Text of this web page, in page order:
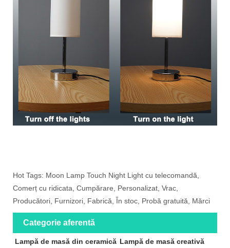
Hot Tags: Moon Lamp Touch Night Light cu telecomandă,
Comerț cu ridicata, Cumpărare, Personalizat, Vrac,
Producători, Furnizori, Fabrică, În stoc, Probă gratuită, Mărci
Categorie aferentă
Lampă de masă din ceramică Lampă de masă creativă